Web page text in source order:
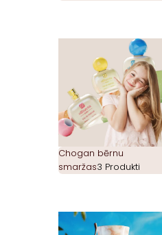
Chogan bērnu
smaržas3 Produkti